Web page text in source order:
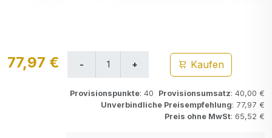
77,97 € Kaufen
Provisionspunkte: 40 Provisionsumsatz: 40,00 €
Unverbindliche Preisempfehlung: 77,97 €
Preis ohne MwSt: 65,52 €